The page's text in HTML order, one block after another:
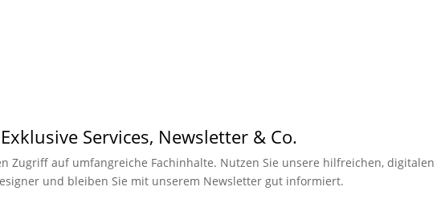
Exklusive Services, Newsletter & Co.
Zugriff auf umfangreiche Fachinhalte. Nutzen Sie unsere hilfreichen, digitalen
und bleiben Sie mit unserem Newsletter gut informiert.